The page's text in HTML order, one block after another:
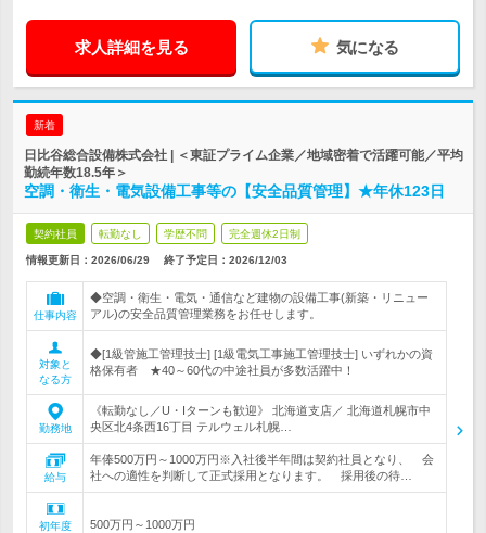
求人詳細を見る 気になる
新着
日比谷総合設備株式会社 | ＜東証プライム企業／地域密着で活躍可能／平均
勤続年数18.5年＞
空調・衛生・電気設備工事等の【安全品質管理】★年休123日
契約社員 転勤なし 学歴不問 完全週休2日制
情報更新日：2026/06/29 終了予定日： 2026/12/03
仕事内容
◆空調・衛生・電気・通信など建物の設備工事(新築・リニュー
アル)の安全品質管理業務をお任せします。
対象と
なる方
◆[1級管施工管理技士] [1級電気工事施工管理技士] いずれかの資
格保有者 ★40～60代の中途社員が多数活躍中！
勤務地
《転勤なし／U・Iターンも歓迎》 北海道支店／ 北海道札幌市中
央区北4条西16丁目 テルウェル札幌…
給与
年俸500万円～1000万円※入社後半年間は契約社員となり、 会
社への適性を判断して正式採用となります。 採用後の待…
初年度
500万円～1000万円